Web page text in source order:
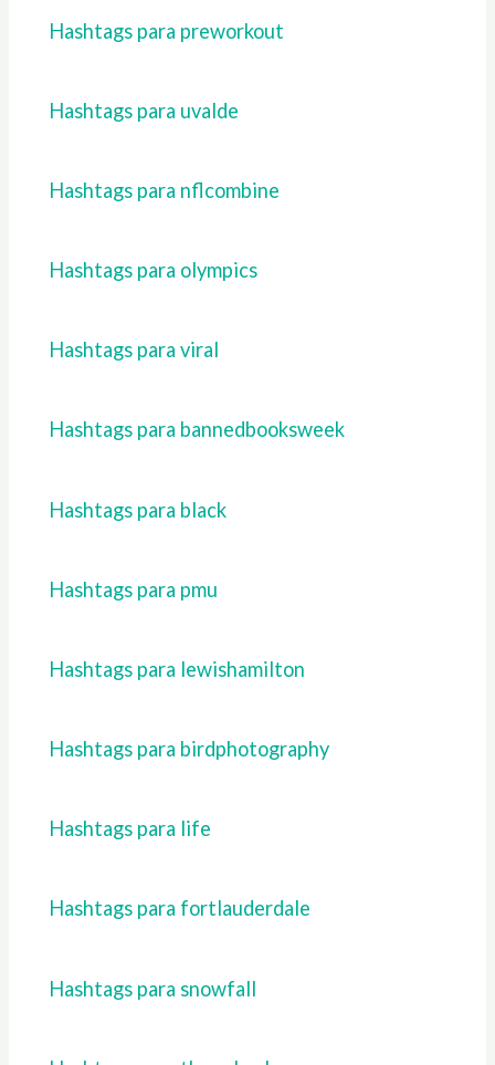
Hashtags para preworkout
Hashtags para uvalde
Hashtags para nflcombine
Hashtags para olympics
Hashtags para viral
Hashtags para bannedbooksweek
Hashtags para black
Hashtags para pmu
Hashtags para lewishamilton
Hashtags para birdphotography
Hashtags para life
Hashtags para fortlauderdale
Hashtags para snowfall